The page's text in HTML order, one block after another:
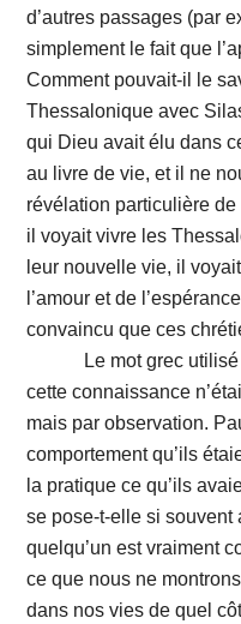
d’autres passages (par
simplement le fait que
Comment pouvait-il le
Thessalonique avec
qui Dieu avait élu dans
au livre de vie, et il ne
révélation particulière
il voyait vivre les
leur nouvelle vie, il
l’amour et de
convaincu que ces
Le mot grec utilisé
cette connaissance
mais par observation.
comportement qu’ils
la pratique ce qu’ils
se pose-t-elle si souvent
quelqu’un est vraiment
ce que nous ne
dans nos vies de quel